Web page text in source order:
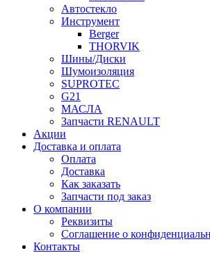
Автостекло
Инструмент
Berger
THORVIK
Шины/Диски
Шумоизоляция
SUPROTEC
G21
МАСЛА
Запчасти RENAULT
Акции
Доставка и оплата
Оплата
Доставка
Как заказать
Запчасти под заказ
О компании
Реквизиты
Соглашение о
Контакты